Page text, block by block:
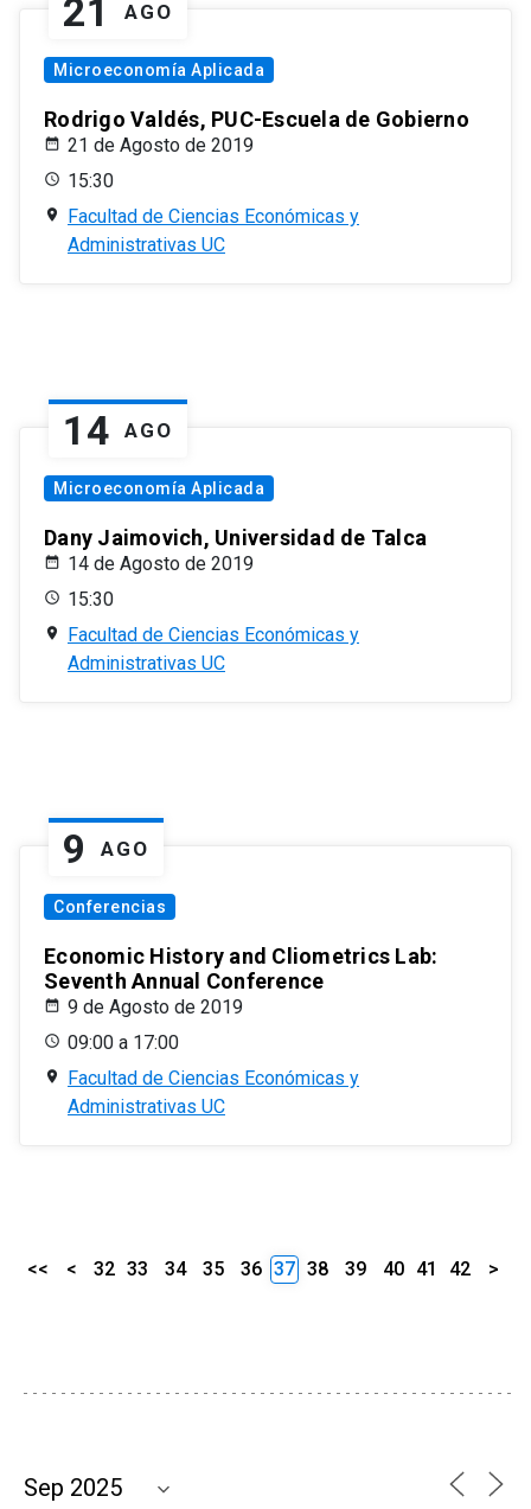
21 AGO
Microeconomía Aplicada
Rodrigo Valdés, PUC-Escuela de Gobierno
21 de Agosto de 2019
15:30
Facultad de Ciencias Económicas y
Administrativas UC
14 AGO
Microeconomía Aplicada
Dany Jaimovich, Universidad de Talca
14 de Agosto de 2019
15:30
Facultad de Ciencias Económicas y
Administrativas UC
9 AGO
Conferencias
Economic History and Cliometrics Lab:
Seventh Annual Conference
9 de Agosto de 2019
09:00 a 17:00
Facultad de Ciencias Económicas y
Administrativas UC
<< < 32 33 34 35 36 37 38 39 40 41 42 >